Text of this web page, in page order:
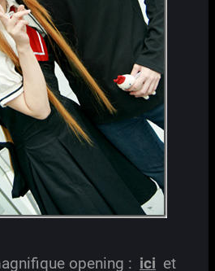
opening : ici et